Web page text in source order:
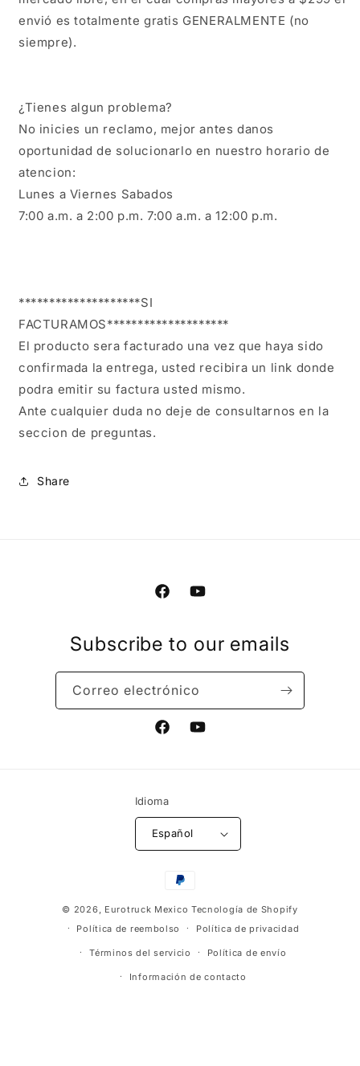
envió es totalmente gratis GENERALMENTE (no
siempre).
¿Tienes algun problema?
No inicies un reclamo, mejor antes danos
oportunidad de solucionarlo en nuestro horario de
atencion:
Lunes a Viernes Sabados
7:00 a.m. a 2:00 p.m. 7:00 a.m. a 12:00 p.m.
********************SI
FACTURAMOS********************
El producto sera facturado una vez que haya sido
confirmada la entrega, usted recibira un link donde
podra emitir su factura usted mismo.
Ante cualquier duda no deje de consultarnos en la
seccion de preguntas.
Share
FacebookYouTube
Subscribe to our emails
Correo electrónico
FacebookYouTube
Idioma
Español
Formas
pago
© 2026, Eurotruck Mexico Tecnología de Shopify
Política de reembolso
Política de privacidad
Términos del servicio Política de envío
Información de contacto